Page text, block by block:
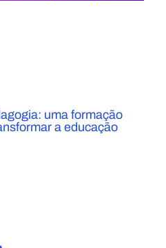
uma formação
a educação